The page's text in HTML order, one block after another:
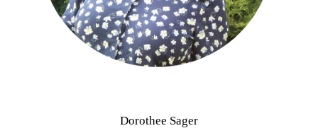
Dorothee Sager